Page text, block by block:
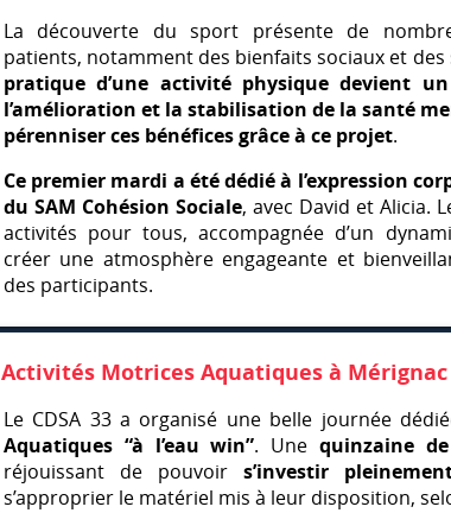
La découverte du sport présente de
patients, notamment des bienfaits sociaux et
pratique d’une activité physique devient
l’amélioration et la stabilisation de la santé
pérenniser ces bénéfices grâce à ce projet.
Ce premier mardi a été dédié à l’expression
du SAM Cohésion Sociale, avec David et Alicia.
activités pour tous, accompagnée d’un
créer une atmosphère engageante et
des participants.
Activités Motrices Aquatiques à
Le CDSA 33 a organisé une belle journée
Aquatiques “à l’eau win”. Une quinzaine
réjouissant de pouvoirs’investir
s’approprier le matériel mis à leur disposition,